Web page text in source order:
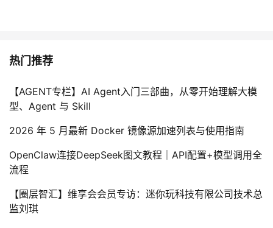
热门推荐
【AGENT专栏】AI Agent入门三部曲，从零开始理解大模
型、Agent 与 Skill
2026 年 5 月最新 Docker 镜像源加速列表与使用指南
OpenClaw连接DeepSeek图文教程｜API配置+模型调用全
流程
【圈层智汇】维享会会员专访：迷你玩科技有限公司技术总
监刘琪